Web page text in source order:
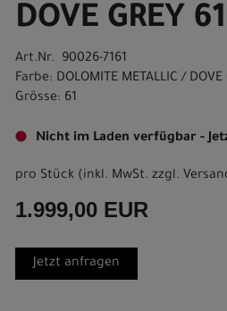
DOVE GREY 61
Art.Nr. 90026-7161
Farbe: DOLOMITE METALLIC / DOVE
Grösse: 61
Nicht im Laden verfügbar -
pro Stück (inkl. MwSt. zzgl.
1.999,00 EUR
Jetzt anfragen